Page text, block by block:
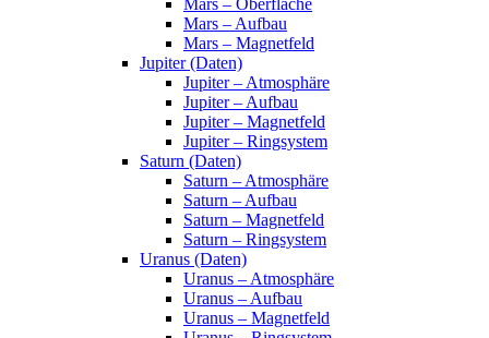
Mars – Aufbau
Mars – Magnetfeld
Jupiter (Daten)
Jupiter – Atmosphäre
Jupiter – Aufbau
Jupiter – Magnetfeld
Jupiter – Ringsystem
Saturn (Daten)
Saturn – Atmosphäre
Saturn – Aufbau
Saturn – Magnetfeld
Saturn – Ringsystem
Uranus (Daten)
Uranus – Atmosphäre
Uranus – Aufbau
Uranus – Magnetfeld